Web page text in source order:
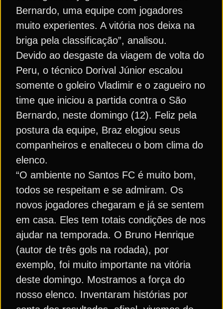
Bernardo, uma equipe com jogadores
muito experientes. A vitória nos deixa na
briga pela classificação”, analisou.
Devido ao desgaste da viagem de volta do
Peru, o técnico Dorival Júnior escalou
somente o goleiro Vladimir e o zagueiro no
time que iniciou a partida contra o São
Bernardo, neste domingo (12). Feliz pela
postura da equipe, Braz elogiou seus
companheiros e enalteceu o bom clima do
elenco.
“O ambiente no Santos FC é muito bom,
todos se respeitam e se admiram. Os
novos jogadores chegaram e já se sentem
em casa. Eles tem totais condições de nos
ajudar na temporada. O Bruno Henrique
(autor de três gols na rodada), por
exemplo, foi muito importante na vitória
deste domingo. Mostramos a força do
nosso elenco. Inventaram histórias por